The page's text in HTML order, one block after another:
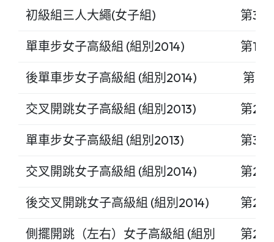
初級組三人大繩(女子組) 第3名
單車步女子高級組 (組別2014) 第1名
後單車步女子高級組 (組別2014) 第1名
交叉開跳女子高級組 (組別2013) 第2名
單車步女子高級組 (組別2013) 第3名
交叉開跳女子高級組 (組別2014) 第2名
後交叉開跳女子高級組 (組別2014) 第2名
側擺開跳（左右）女子高級組 (組別
第2名